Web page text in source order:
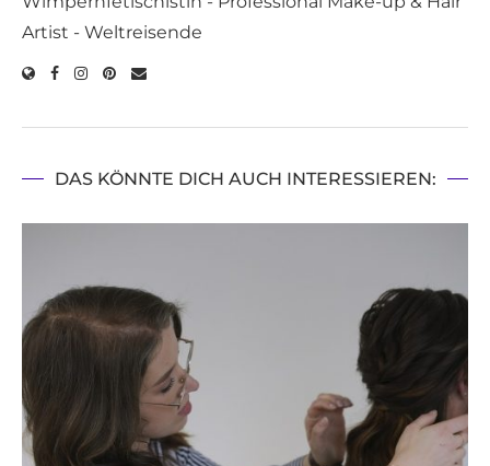
Artist - Weltreisende
DAS KÖNNTE DICH AUCH INTERESSIEREN: